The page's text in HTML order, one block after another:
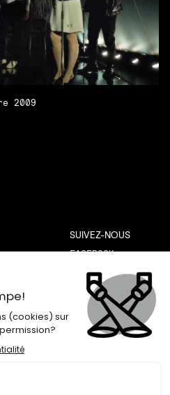
2009
SUIVEZ-NOUS
FACEBOOK
YOUTUBE
INFOLETTRE